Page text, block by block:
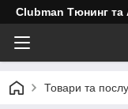
Clubman Тюнинг та
Товари та